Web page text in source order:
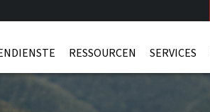
RESSOURCEN SERVICES